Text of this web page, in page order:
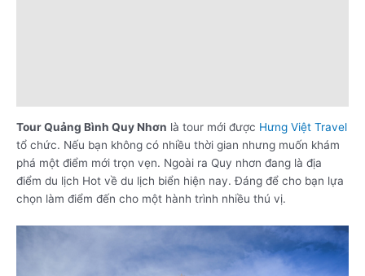
Tour Quảng Bình Quy Nhơn là tour mới được Hưng Việt Travel
tổ chức. Nếu bạn không có nhiều thời gian nhưng muốn khám
phá một điểm mới trọn vẹn. Ngoài ra Quy nhơn đang là địa
điểm du lịch Hot về du lịch biển hiện nay. Đáng để cho bạn lựa
chọn làm điểm đến cho một hành trình nhiều thú vị.